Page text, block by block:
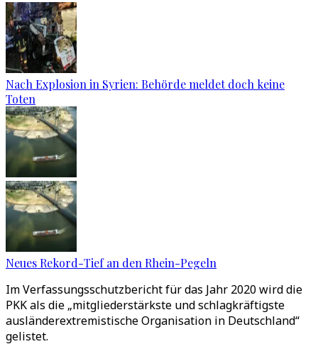
Nach Explosion in Syrien: Behörde meldet doch keine
Toten
Neues Rekord-Tief an den Rhein-Pegeln
Im Verfassungsschutzbericht für das Jahr 2020 wird die
PKK als die „mitgliederstärkste und schlagkräftigste
ausländerextremistische Organisation in Deutschland“
gelistet.